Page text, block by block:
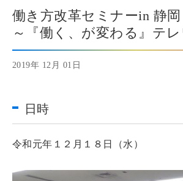
働き方改革セミナーin 静
～『働く、が変わる』テ
2019年 12月 01日
日時
令和元年１２月１８日（水）